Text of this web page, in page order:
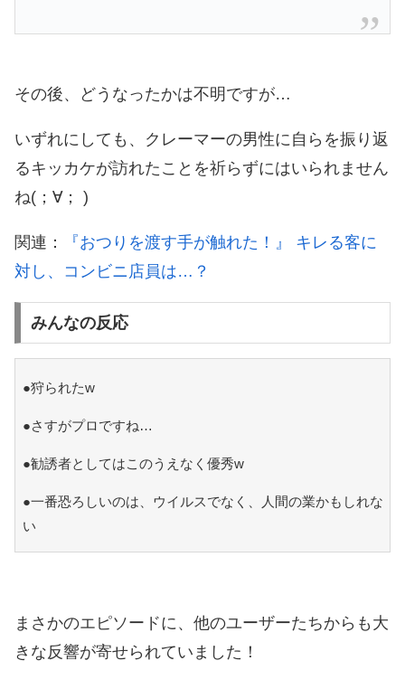
その後、どうなったかは不明ですが…
いずれにしても、クレーマーの男性に自らを振り返
るキッカケが訪れたことを祈らずにはいられません
ね(；∀； )
関連：
『おつりを渡す手が触れた！』 キレる客に
対し、コンビニ店員は…？
みんなの反応
●狩られたw
●さすがプロですね…
●勧誘者としてはこのうえなく優秀w
●一番恐ろしいのは、ウイルスでなく、人間の業かもしれな
い
まさかのエピソードに、他のユーザーたちからも大
きな反響が寄せられていました！